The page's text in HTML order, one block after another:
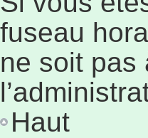
fuseau
ne soit pas
Haut